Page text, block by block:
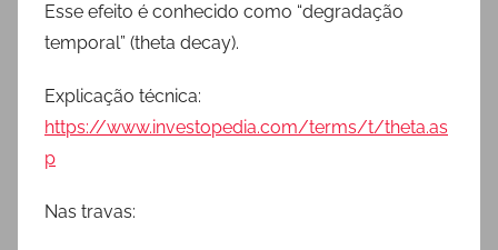
Esse efeito é conhecido como “degradação
temporal” (theta decay).
Explicação técnica:
https://www.investopedia.com/terms/t/theta.as
p
Nas travas: